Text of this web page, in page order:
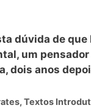
dúvida de que
um
dois anos
, Textos